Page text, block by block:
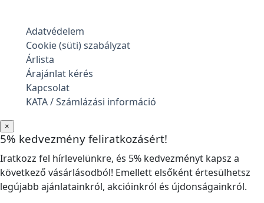
Adatvédelem
Cookie (süti) szabályzat
Árlista
Árajánlat kérés
Kapcsolat
KATA / Számlázási információ
×
5% kedvezmény feliratkozásért!
Iratkozz fel hírlevelünkre, és 5% kedvezményt kapsz a
következő vásárlásodból! Emellett elsőként értesülhetsz
legújabb ajánlatainkról, akcióinkról és újdonságainkról.